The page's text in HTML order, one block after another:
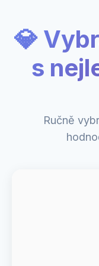
💎
s
Ručně